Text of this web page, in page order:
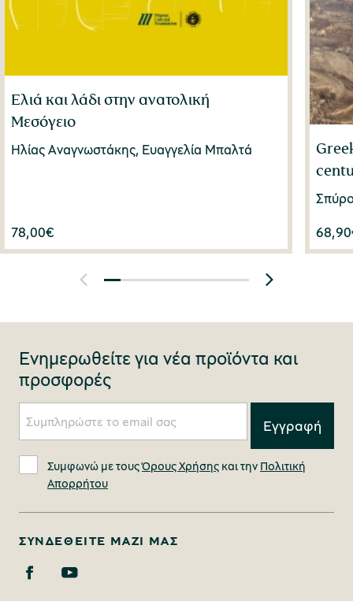
Ελιά και λάδι στην ανατολική
Μεσόγειο
Ηλίας Αναγνωστάκης, Ευαγγελία Μπαλτά
78,00€ 68,90
Ενημερωθείτε για νέα προϊόντα και
προσφορές
Συμφωνώ με τουςΌρους Χρήσης και την Πολιτική
Απορρήτου
ΣΥΝΔΕΘΕΊΤΕ ΜΑΖΊ ΜΑΣ